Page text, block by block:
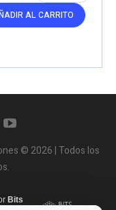
AL CARRITO
© 2026 | Todos los
Bits